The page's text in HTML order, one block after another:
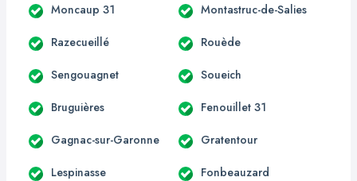
Moncaup 31 Montastruc-de-Salies
Razecueillé Rouède
Sengouagnet Soueich
Bruguières Fenouillet 31
Gagnac-sur-Garonne Gratentour
Lespinasse Fonbeauzard